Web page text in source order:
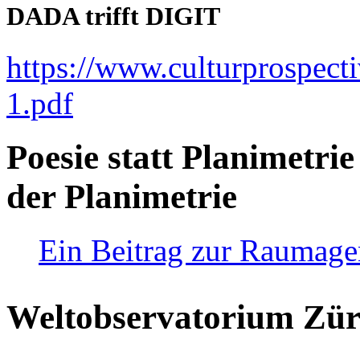
DADA trifft DIGIT
https://
1.pdf
Poesie statt
der Planimetrie
Ein Beitrag zur
Weltobservatorium